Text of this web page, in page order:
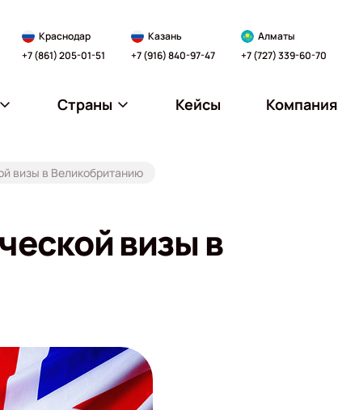
Краснодар
+7 (861) 205-01-51
Казань
+7 (916) 840-97-47
Алматы
+7 (727) 339-60-70
Страны Кейсы Компания
визы в Великобританию
визы в